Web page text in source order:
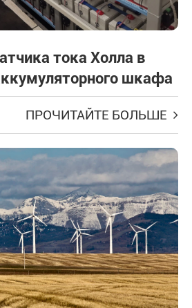
тока Холла в
шкафа
ПРОЧИТАЙТЕ БОЛЬШЕ